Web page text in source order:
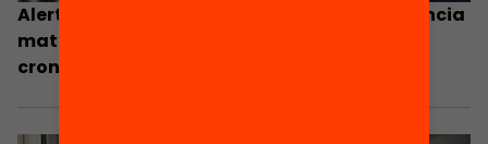
Alerta por el acusado descenso en competencia
matemática: ¿cómo podemos evitar su
cronificación?